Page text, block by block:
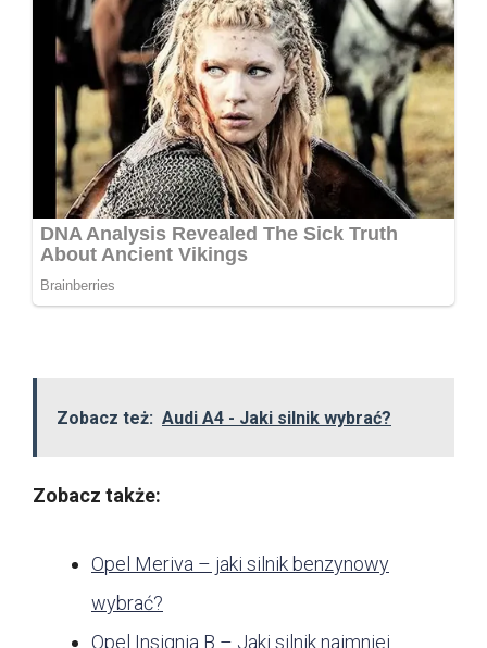
Zobacz też: Audi A4 - Jaki silnik wybrać?
Zobacz także:
Opel Meriva – jaki silnik benzynowy
wybrać?
Opel Insignia B – Jaki silnik najmniej